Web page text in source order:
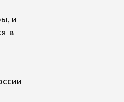
и
в